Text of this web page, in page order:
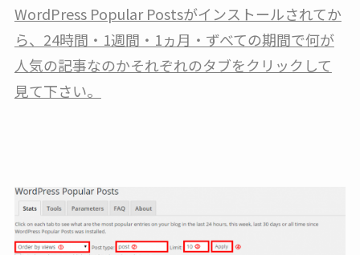
WordPress Popular Postsがインストールされてか
ら、24時間・1週間・1ヵ月・ずべての期間で何が
人気の記事なのかそれぞれのタブをクリックして
見て下さい。